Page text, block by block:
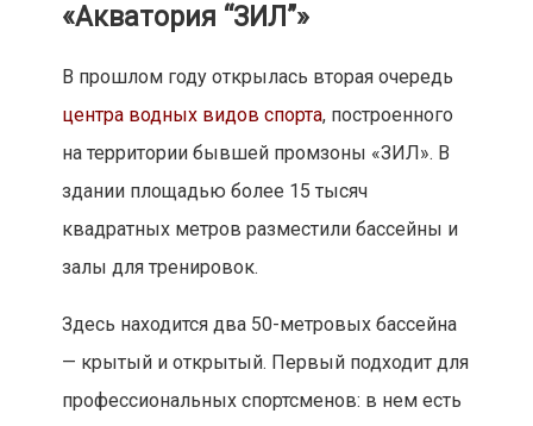
«Акватория “ЗИЛ”»
В прошлом году открылась вторая очередь
центра водных видов спорта, построенного
на территории бывшей промзоны «ЗИЛ». В
здании площадью более 15 тысяч
квадратных метров разместили бассейны и
залы для тренировок.
Здесь находится два 50-метровых бассейна
— крытый и открытый. Первый подходит для
профессиональных спортсменов: в нем есть